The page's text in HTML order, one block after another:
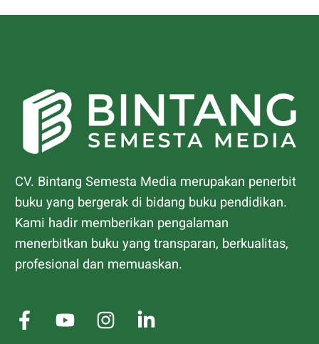
CV. Bintang Semesta Media merupakan penerbit
buku yang bergerak di bidang buku pendidikan.
Kami hadir memberikan pengalaman
menerbitkan buku yang transparan, berkualitas,
profesional dan memuaskan.